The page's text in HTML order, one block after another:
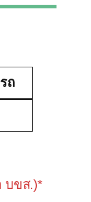
ถ
บขส.)*